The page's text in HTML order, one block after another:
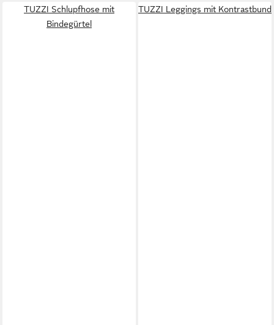
TUZZI Schlupfhose mit
Bindegürtel
TUZZI Leggings mit Kontrastbund